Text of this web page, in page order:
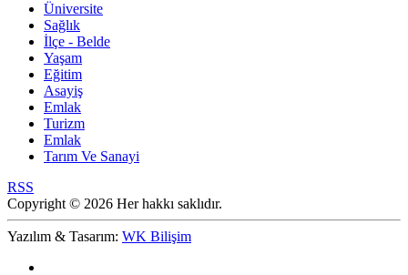
Üniversite
Sağlık
İlçe - Belde
Yaşam
Eğitim
Asayiş
Emlak
Turizm
Emlak
Tarım Ve Sanayi
RSS
Copyright © 2026 Her hakkı saklıdır.
Yazılım & Tasarım: WK Bilişim